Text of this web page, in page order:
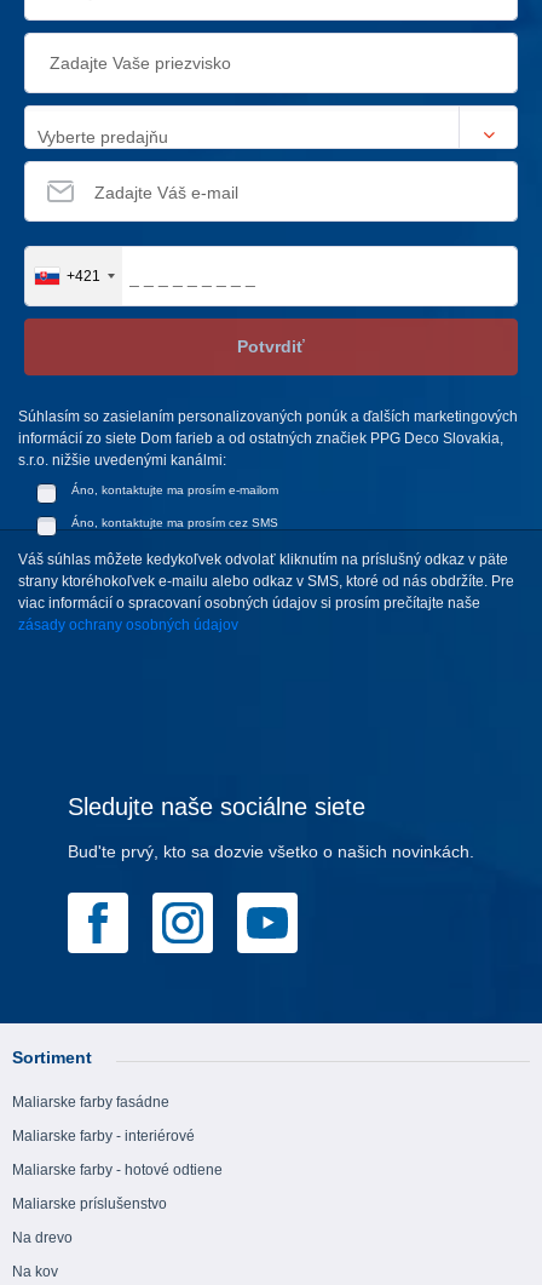
Vyberte predajňu
+421
Potvrdiť
Súhlasím so zasielaním personalizovaných ponúk a ďalších marketingových
informácií zo siete Dom farieb a od ostatných značiek PPG Deco Slovakia,
s.r.o. nižšie uvedenými kanálmi:
Áno, kontaktujte ma prosím e-mailom
Áno, kontaktujte ma prosím cez SMS
Váš súhlas môžete kedykoľvek odvolať kliknutím na príslušný odkaz v päte
strany ktoréhokoľvek e-mailu alebo odkaz v SMS, ktoré od nás obdržíte. Pre
viac informácií o spracovaní osobných údajov si prosím prečítajte naše
zásady ochrany osobných údajov
Sledujte naše sociálne siete
Bud'te prvý, kto sa dozvie všetko o našich novinkách.
Sortiment
Maliarske farby fasádne
Maliarske farby - interiérové
Maliarske farby - hotové odtiene
Maliarske príslušenstvo
Na drevo
Na kov